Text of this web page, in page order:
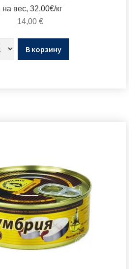
вес, 32,00€/кг
14,00 €
В корзину